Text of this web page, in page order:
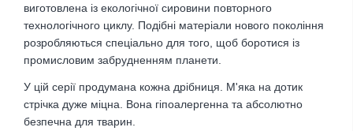
виготовлена із екологічної сировини повторного
технологічного циклу. Подібні матеріали нового покоління
розробляються спеціально для того, щоб боротися із
промисловим забрудненням планети.
У цій серії продумана кожна дрібниця. М'яка на дотик
стрічка дуже міцна. Вона гіпоалергенна та абсолютно
безпечна для тварин.